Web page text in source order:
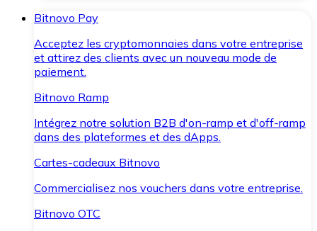
Bitnovo Pay
Acceptez les cryptomonnaies dans votre entreprise
et attirez des clients avec un nouveau mode de
paiement.
Bitnovo Ramp
Intégrez notre solution B2B d'on-ramp et d'off-ramp
dans des plateformes et des dApps.
Cartes-cadeaux Bitnovo
Commercialisez nos vouchers dans votre entreprise.
Bitnovo OTC